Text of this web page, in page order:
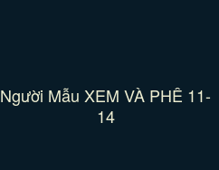
Người Mẫu XEM VÀ PHÊ 11-
14